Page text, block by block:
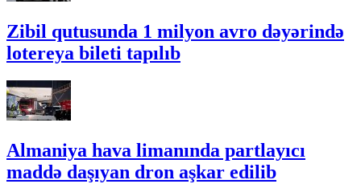
Zibil qutusunda 1 milyon avro dəyərində
lotereya bileti tapılıb
Almaniya hava limanında partlayıcı
maddə daşıyan dron aşkar edilib